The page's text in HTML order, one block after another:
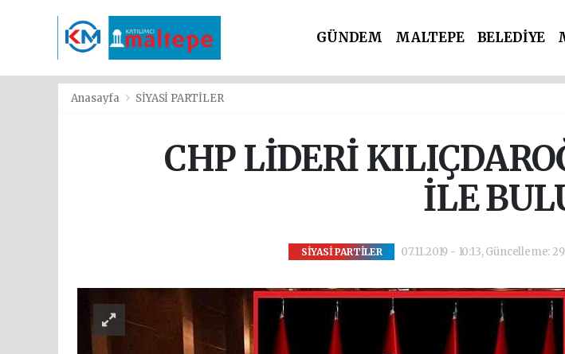
GÜNDEM MALTEPE BELEDİYE
Anasayfa SİYASİ PARTİLER
CHP LİDERİ
İLE
SİYASİ PARTİLER 07.11.2019 - 10:13, Güncelleme: